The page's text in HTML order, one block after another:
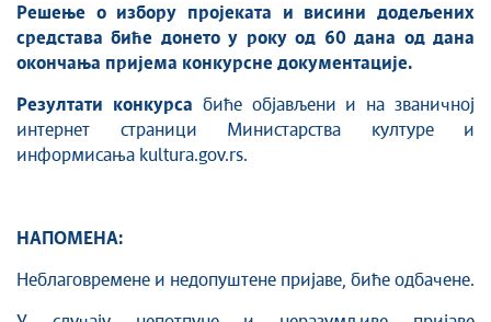
Решење о избору пројеката и висини додељених
средстава биће донето у року од 60 дана од дана
окончања пријема конкурсне документације.
Резултати конкурса биће објављени и на званичној
интернет страници Министарства културе и
информисања kultura.gov.rs.
НАПОМЕНА:
Неблаговремене и недопуштене пријаве, биће одбачене.